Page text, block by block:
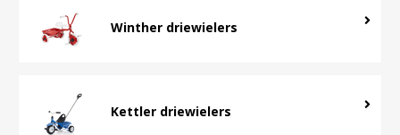
Winther driewielers
Kettler driewielers